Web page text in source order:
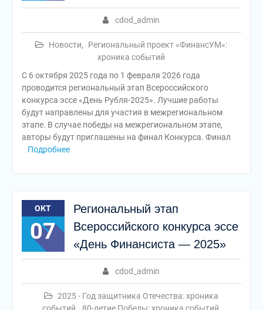
cdod_admin
Новости,
Региональный проект «ФинансУМ»:
хроника событий
С 6 октября 2025 года по 1 февраля 2026 года
проводится региональный этап Всероссийского
конкурса эссе «День Рубля-2025». Лучшие работы
будут направлены для участия в межрегиональном
этапе. В случае победы на межрегиональном этапе,
авторы будут приглашены на финал Конкурса. Финал
Подробнее
ОКТ
07
Региональный этап
Всероссийского конкурса эссе
«День Финансиста — 2025»
cdod_admin
2025 - Год защитника Отечества: хроника